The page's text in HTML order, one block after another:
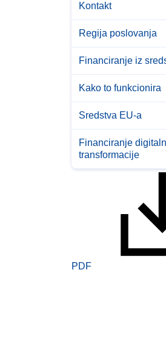
Kontakt
Regija poslovanja
Financiranje iz
Kako to funkcionira
Sredstva EU-a
Financiranje
transformacije
PDF